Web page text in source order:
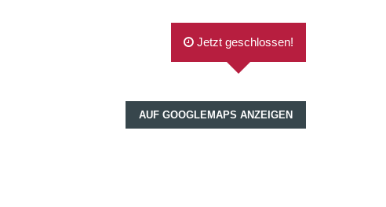
AUF GOOGLEMAPS ANZEIGEN
Jetzt geschlossen!